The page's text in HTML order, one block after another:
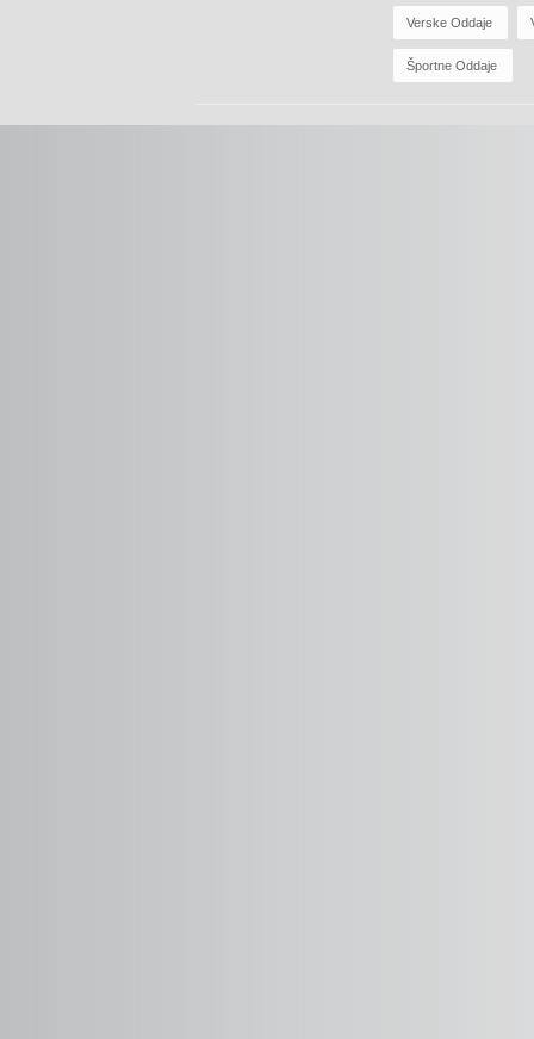
Verske Oddaje
Športne Oddaje